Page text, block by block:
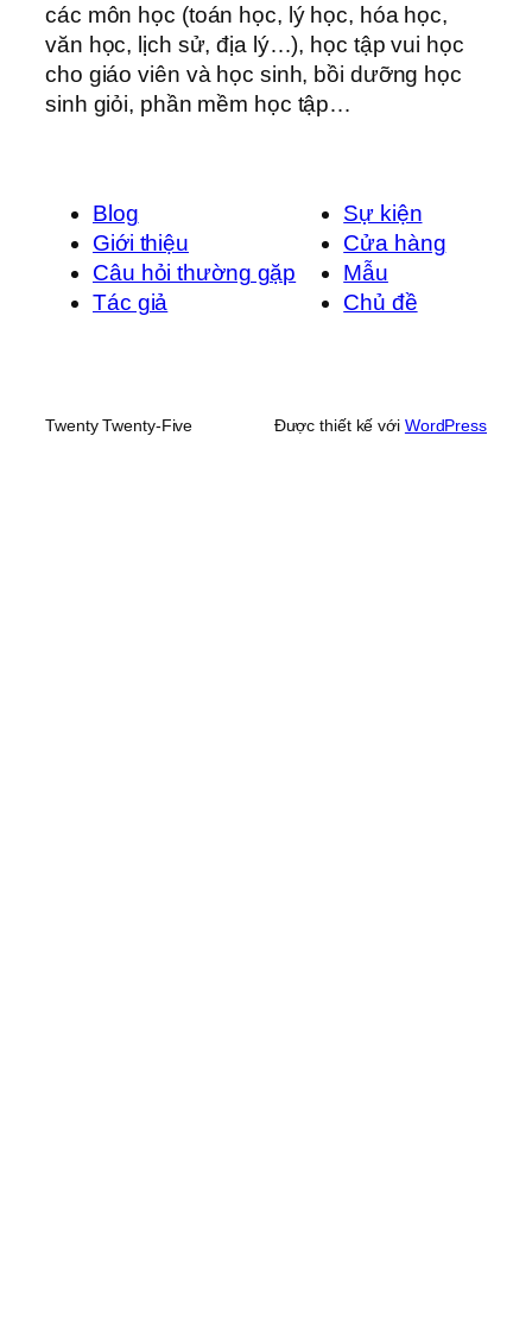
các môn học (toán học, lý học, hóa học,
văn học, lịch sử, địa lý…), học tập vui học
cho giáo viên và học sinh, bồi dưỡng học
sinh giỏi, phần mềm học tập…
Blog
Giới thiệu
Câu hỏi thường gặp
Tác giả
Sự kiện
Cửa hàng
Mẫu
Chủ đề
Twenty Twenty-Five Được thiết kế với WordPress